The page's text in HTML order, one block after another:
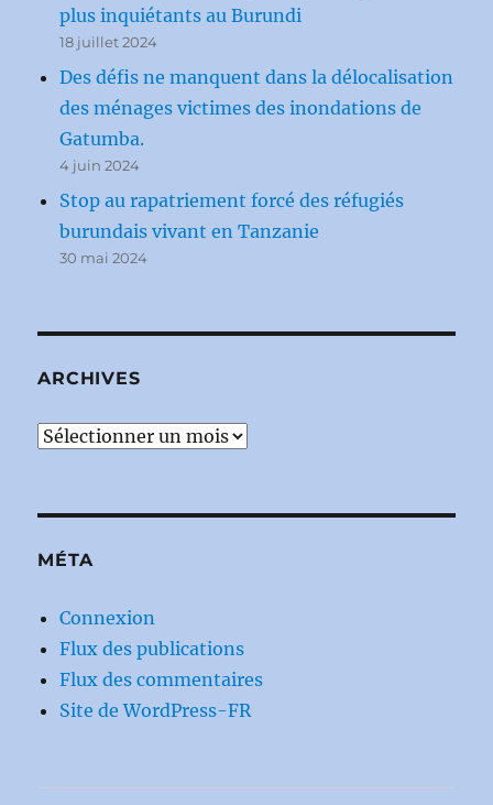
plus inquiétants au Burundi
18 juillet 2024
Des défis ne manquent dans la délocalisation
des ménages victimes des inondations de
Gatumba.
4 juin 2024
Stop au rapatriement forcé des réfugiés
burundais vivant en Tanzanie
30 mai 2024
ARCHIVES
Archives
MÉTA
Connexion
Flux des publications
Flux des commentaires
Site de WordPress-FR